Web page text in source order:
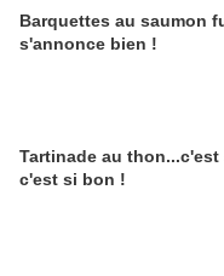
Barquettes au saumon
s'annonce bien !
Tartinade au thon...c'est
c'est si bon !